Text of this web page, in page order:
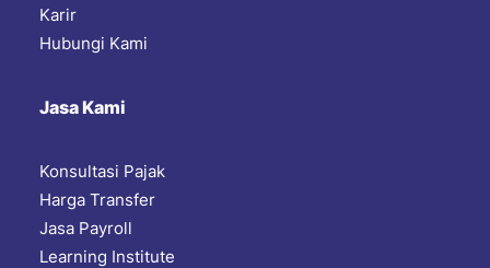
Karir
Hubungi Kami
Jasa Kami
Konsultasi Pajak
Harga Transfer
Jasa Payroll
Learning Institute